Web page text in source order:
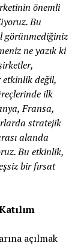
önemli
Bu
görünmediğiniz
ne yazık ki
etkinlik değil,
ilk
Fransa,
stratejik
alanda
Bu etkinlik,
bir fırsat
açılmak